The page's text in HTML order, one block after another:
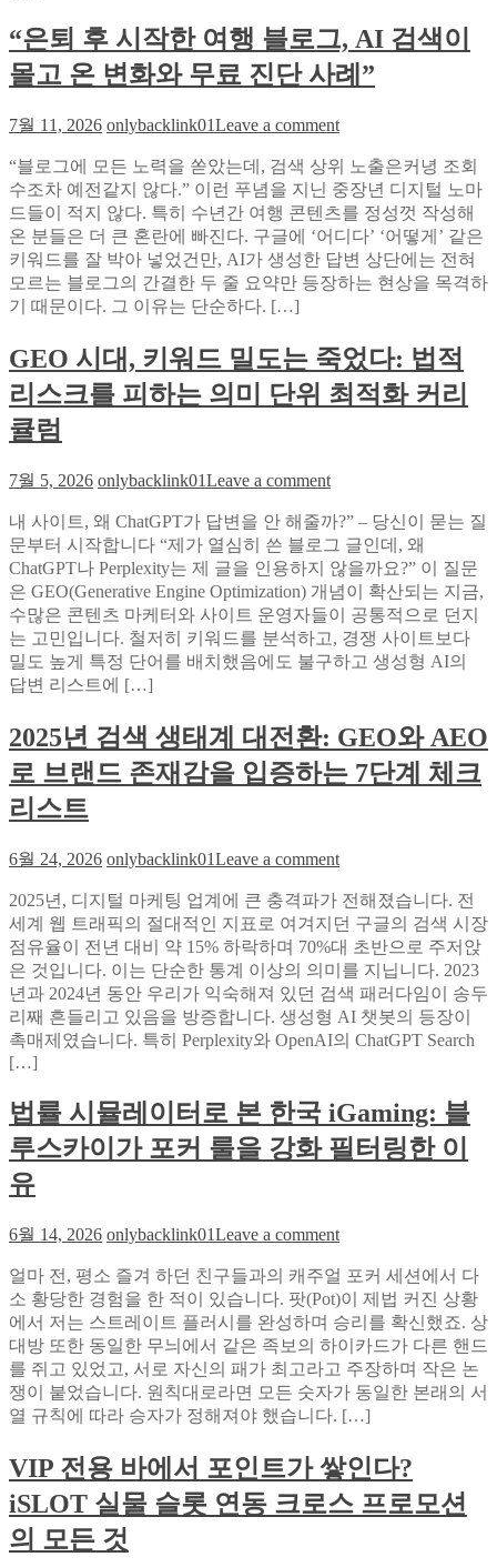
GEO
컨
설
으
로
확
인
한
AI
검
색
적
화
의
럽
움
와
일
드
박
스
에
서
찾
풍
선
합
어
“은퇴 후 시작한 여행 블로그, AI 검색이
몰고 온 변화와 무료 진단 사례”
7월 11, 2026 onlybacklink01Leave a commenton
퇴
후
시
작
한
여
로
그,
AI
고
온
변
화
와
무
료
진
례”
“블로그에 모든 노력을 쏟았는데, 검색 상위 노출은커녕 조회
수조차 예전같지 않다.” 이런 푸념을 지닌 중장년 디지털 노마
드들이 적지 않다. 특히 수년간 여행 콘텐츠를 정성껏 작성해
온 분들은 더 큰 혼란에 빠진다. 구글에 ‘어디다’ ‘어떻게’ 같은
키워드를 잘 박아 넣었건만, AI가 생성한 답변 상단에는 전혀
모르는 블로그의 간결한 두 줄 요약만 등장하는 현상을 목격하
기 때문이다. 그 이유는 단순하다. […]
GEO 시대, 키워드 밀도는 죽었다: 법적
리스크를 피하는 의미 단위 최적화 커리
큘럼
7월 5, 2026 onlybacklink01Leave a commenton
시
대,
키
워
드
밀
도
었
다:
법
크
를
피
하
는
의
미
단
위
적
화
커
내 사이트, 왜 ChatGPT가 답변을 안 해줄까?” – 당신이 묻는 질
문부터 시작합니다 “제가 열심히 쓴 블로그 글인데, 왜
ChatGPT나 Perplexity는 제 글을 인용하지 않을까요?” 이 질문
은 GEO(Generative Engine Optimization) 개념이 확산되는 지금,
수많은 콘텐츠 마케터와 사이트 운영자들이 공통적으로 던지
는 고민입니다. 철저히 키워드를 분석하고, 경쟁 사이트보다
밀도 높게 특정 단어를 배치했음에도 불구하고 생성형 AI의
답변 리스트에 […]
2025년 검색 생태계 대전환: GEO와 AEO
로 브랜드 존재감을 입증하는 7단계 체크
리스트
6월 24, 2026 onlybacklink01Leave a commenton
년
검
색
생
태
계
대
GEO
와
AEO
드
존
재
감
을
입
증
하
는
단
계
체
2025년, 디지털 마케팅 업계에 큰 충격파가 전해졌습니다. 전
세계 웹 트래픽의 절대적인 지표로 여겨지던 구글의 검색 시장
점유율이 전년 대비 약 15% 하락하며 70%대 초반으로 주저앉
은 것입니다. 이는 단순한 통계 이상의 의미를 지닙니다. 2023
년과 2024년 동안 우리가 익숙해져 있던 검색 패러다임이 송두
리째 흔들리고 있음을 방증합니다. 생성형 AI 챗봇의 등장이
촉매제였습니다. 특히 Perplexity와 OpenAI의 ChatGPT Search
[…]
법률 시뮬레이터로 본 한국 iGaming: 블
루스카이가 포커 룰을 강화 필터링한 이
유
6월 14, 2026 onlybacklink01Leave a commenton
률
시
뮬
레
이
터
로
한
국
iGaming:
얼마 전, 평소 즐겨 하던 친구들과의 캐주얼 포커 세션에서 다
소 황당한 경험을 한 적이 있습니다. 팟(Pot)이 제법 커진 상황
에서 저는 스트레이트 플러시를 완성하며 승리를 확신했죠. 상
대방 또한 동일한 무늬에서 같은 족보의 하이카드가 다른 핸드
를 쥐고 있었고, 서로 자신의 패가 최고라고 주장하며 작은 논
쟁이 붙었습니다. 원칙대로라면 모든 숫자가 동일한 본래의 서
열 규칙에 따라 승자가 정해져야 했습니다. […]
VIP 전용 바에서 포인트가 쌓인다?
iSLOT 실물 슬롯 연동 크로스 프로모션
의 모든 것